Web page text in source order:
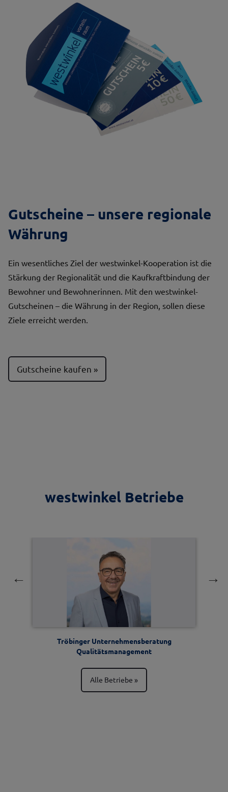
Gutscheine – unsere regionale
Währung
Ein wesentliches Ziel der westwinkel-Kooperation ist die
Stärkung der Regionalität und die Kaufkraftbindung der
Bewohner und Bewohnerinnen. Mit den westwinkel-
Gutscheinen – die Währung in der Region, sollen diese
Ziele erreicht werden.
Gutscheine kaufen
westwinkel Betriebe
Tröbinger Unternehmensberatung
Qualitätsmanagement
Alle Betriebe